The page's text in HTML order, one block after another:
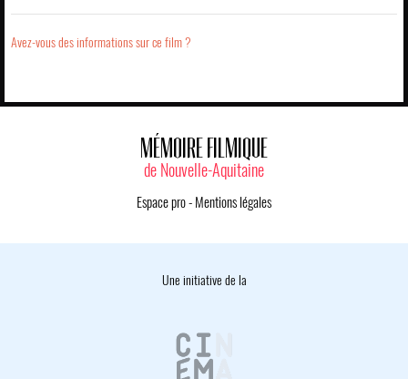
Avez-vous des informations sur ce film ?
MÉMOIRE FILMIQUE
de Nouvelle-Aquitaine
Espace pro- Mentions légales
Une initiative de la